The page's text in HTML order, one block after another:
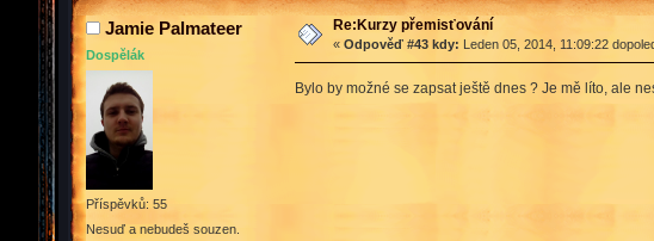
Jamie Palmateer
Dospělák
Příspěvků: 55
Nesuď a nebudeš souzen.
Re:Kurzy přemisťování
« Odpověď #43 kdy: Leden 05, 2014, 11:09:22
Bylo by možné se zapsat ještě dnes ? Je mě líto, ale